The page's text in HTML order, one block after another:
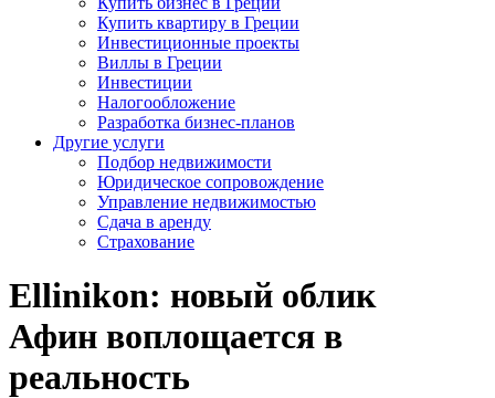
Купить квартиру в Греции
Инвестиционные проекты
Виллы в Греции
Инвестиции
Налогообложение
Разработка бизнес-планов
Другие услуги
Подбор недвижимости
Юридическое сопровождение
Управление недвижимостью
Сдача в аренду
Страхование
Ellinikon: новый облик
Афин воплощается в
реальность